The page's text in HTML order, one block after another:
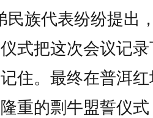
民族代表纷纷提出
式把这次会议记
住。最终在普洱
重的剽牛盟誓仪式